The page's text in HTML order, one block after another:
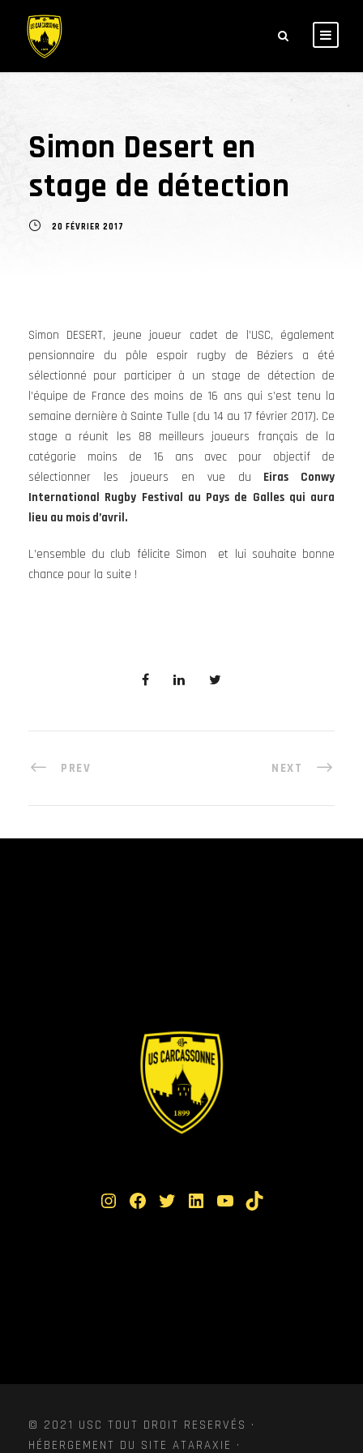
Simon Desert en
stage de détection
20 FÉVRIER 2017
Simon DESERT, jeune joueur cadet de l’USC, également
pensionnaire du pôle espoir rugby de Béziers a été
sélectionné pour participer à un stage de détection de
l’équipe de France des moins de 16 ans qui s’est tenu la
semaine dernière à Sainte Tulle (du 14 au 17 février 2017). Ce
stage a réunit les 88 meilleurs joueurs français de la
catégorie moins de 16 ans avec pour objectif de
sélectionner les joueurs en vue du Eiras Conwy
International Rugby Festival au Pays de Galles qui aura
lieu au mois d’avril.
L’ensemble du club félicite Simon et lui souhaite bonne
chance pour la suite !
PREV NEXT
Instagram Facebook Twitter LinkedIn YouTube TikTok
© 2021 USC TOUT DROIT RESERVÉS ·
HÉBERGEMENT DU SITE ATARAXIE ·